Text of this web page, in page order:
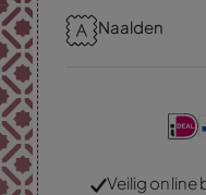
Naalden
Veilig online